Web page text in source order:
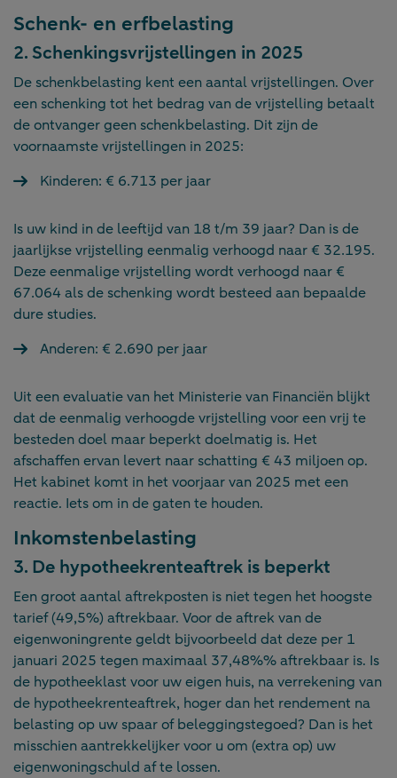
Schenk- en erfbelasting
2. Schenkingsvrijstellingen in 2025
De schenkbelasting kent een aantal vrijstellingen. Over
een schenking tot het bedrag van de vrijstelling betaalt
de ontvanger geen schenkbelasting. Dit zijn de
voornaamste vrijstellingen in 2025:
Kinderen: € 6.713 per jaar
Is uw kind in de leeftijd van 18 t/m 39 jaar? Dan is de
jaarlijkse vrijstelling eenmalig verhoogd naar € 32.195.
Deze eenmalige vrijstelling wordt verhoogd naar €
67.064 als de schenking wordt besteed aan bepaalde
dure studies.
Anderen: € 2.690 per jaar
Uit een evaluatie van het Ministerie van Financiën blijkt
dat de eenmalig verhoogde vrijstelling voor een vrij te
besteden doel maar beperkt doelmatig is. Het
afschaffen ervan levert naar schatting € 43 miljoen op.
Het kabinet komt in het voorjaar van 2025 met een
reactie. Iets om in de gaten te houden.
Inkomstenbelasting
3. De hypotheekrenteaftrek is beperkt
Een groot aantal aftrekposten is niet tegen het hoogste
tarief (49,5%) aftrekbaar. Voor de aftrek van de
eigenwoningrente geldt bijvoorbeeld dat deze per 1
januari 2025 tegen maximaal 37,48%% aftrekbaar is. Is
de hypotheeklast voor uw eigen huis, na verrekening van
de hypotheekrenteaftrek, hoger dan het rendement na
belasting op uw spaar of beleggingstegoed? Dan is het
misschien aantrekkelijker voor u om (extra op) uw
eigenwoningschuld af te lossen.